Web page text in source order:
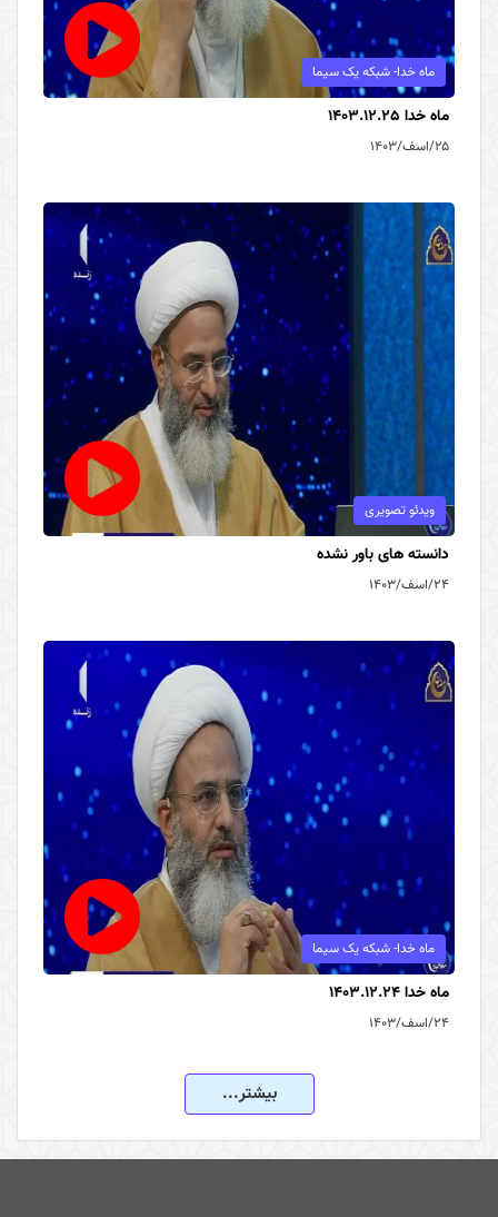
ماه خدا- شبکه یک سیما
ماه خدا 1403.12.25
۲۵/اسف/۱۴۰۳
ویدئو تصویری
دانسته های باور نشده
۲۴/اسف/۱۴۰۳
ماه خدا- شبکه یک سیما
ماه خدا 1403.12.24
۲۴/اسف/۱۴۰۳
بیشتر...